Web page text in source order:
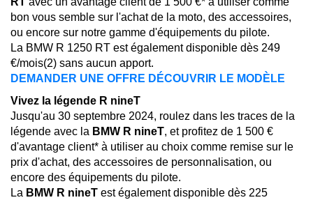
bon vous semble sur l'achat de la moto, des accessoires,
ou encore sur notre gamme d'équipements du pilote.
La BMW R 1250 RT est également disponible dès 249
€/mois(2) sans aucun apport.
DEMANDER UNE OFFRE DÉCOUVRIR LE MODÈLE
Vivez la légende R nineT
Jusqu'au 30 septembre 2024, roulez dans les traces de la
légende avec la BMW R nineT, et profitez de 1 500 €
d'avantage client* à utiliser au choix comme remise sur le
prix d'achat, des accessoires de personnalisation, ou
encore des équipements du pilote.
La BMW R nineT est également disponible dès 225